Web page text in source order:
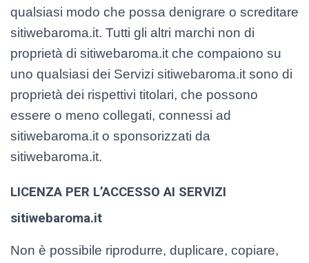
qualsiasi modo che possa denigrare o screditare
sitiwebaroma.it. Tutti gli altri marchi non di
proprietà di sitiwebaroma.it che compaiono su
uno qualsiasi dei Servizi sitiwebaroma.it sono di
proprietà dei rispettivi titolari, che possono
essere o meno collegati, connessi ad
sitiwebaroma.it o sponsorizzati da
sitiwebaroma.it.
LICENZA PER L’ACCESSO AI SERVIZI
sitiwebaroma.it
Non è possibile riprodurre, duplicare, copiare,